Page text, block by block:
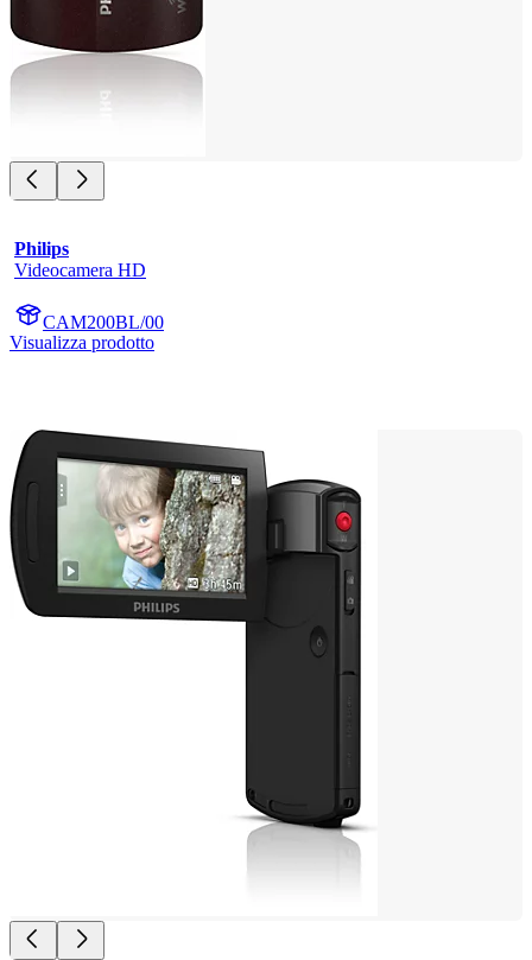
Philips
Videocamera HD
CAM200BL/00
Visualizza prodotto